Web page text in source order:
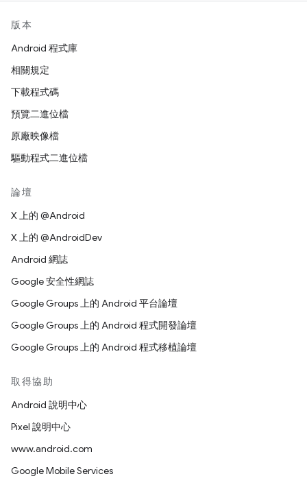
版本
Android 程式庫
相關規定
下載程式碼
預覽二進位檔
原廠映像檔
驅動程式二進位檔
論壇
X 上的 @Android
X 上的 @AndroidDev
Android 網誌
Google 安全性網誌
Google Groups 上的 Android 平台論壇
Google Groups 上的 Android 程式開發論壇
Google Groups 上的 Android 程式移植論壇
取得協助
Android 說明中心
Pixel 說明中心
www.android.com
Google Mobile Services